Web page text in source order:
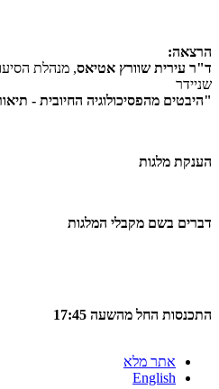
הרצאה:
ד"ר עירית שוורץ אטיאס, מנהלת
שניידר
"היבטים מהפסיכולוגיה החיובית -
הענקת מלגות
דברים בשם מקבלי המלגות
התכנסות החל מהשעה 17:45
אתר מלא
English